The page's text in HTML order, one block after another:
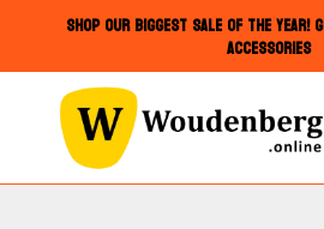
SHOP OUR BIGGEST SALE OF THE
ACCESSORIES